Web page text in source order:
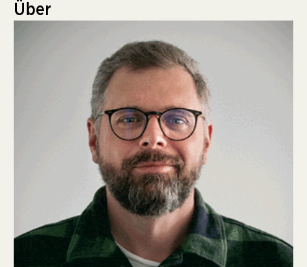
Über